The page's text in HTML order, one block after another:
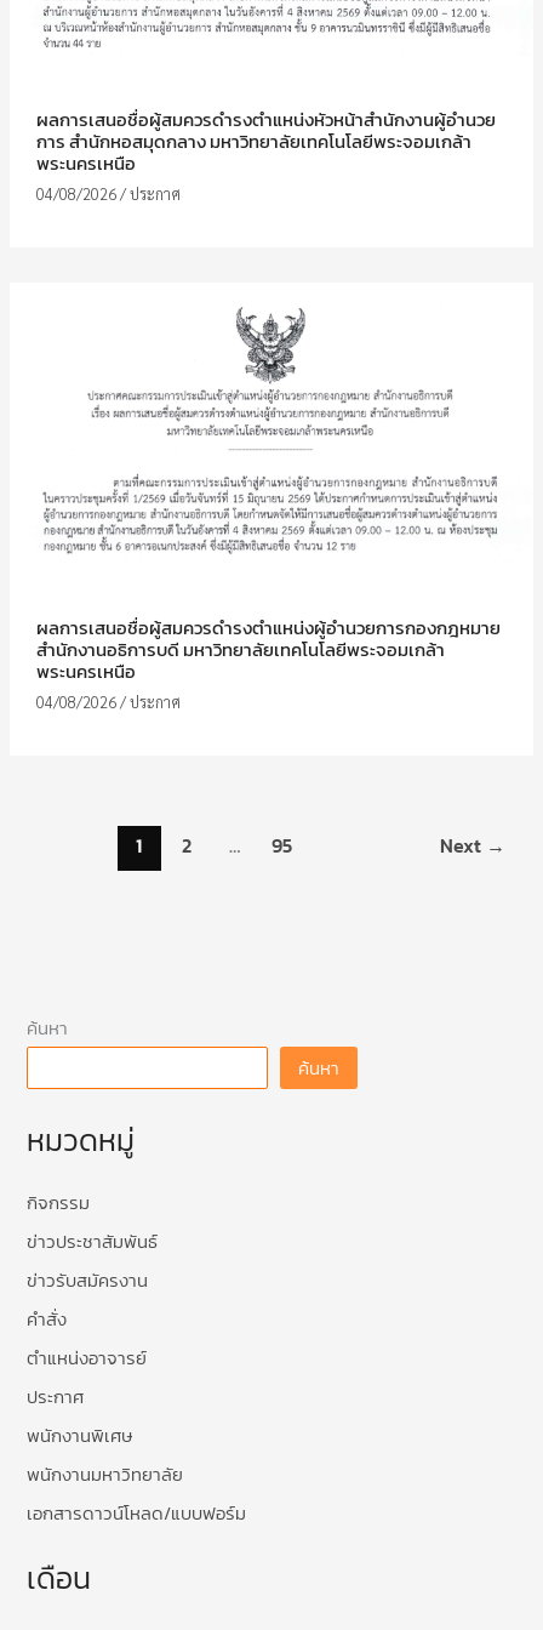
ผลการเสนอชื่อผู้สมควรดำรงตำแหน่งหัวหน้าสำนักงานผู้อำนวย
การ สำนักหอสมุดกลาง มหาวิทยาลัยเทคโนโลยีพระจอมเกล้า
พระนครเหนือ
04/08/2026/ประกาศ
ผลการเสนอชื่อผู้สมควรดำรงตำแหน่งผู้อำนวยการกองกฎหมาย
สำนักงานอธิการบดี มหาวิทยาลัยเทคโนโลยีพระจอมเกล้า
พระนครเหนือ
04/08/2026/ประกาศ
1 2 … 95 Next →
ค้นหา
ค้นหา
หมวดหมู่
กิจกรรม
ข่าวประชาสัมพันธ์
ข่าวรับสมัครงาน
คำสั่ง
ตำแหน่งอาจารย์
ประกาศ
พนักงานพิเศษ
พนักงานมหาวิทยาลัย
เอกสารดาวน์โหลด/แบบฟอร์ม
เดือน